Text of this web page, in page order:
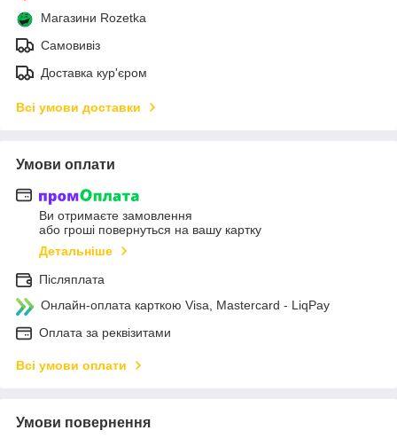
Магазини Rozetka
Самовивіз
Доставка кур'єром
Всі умови доставки
Умови оплати
Ви отримаєте замовлення
або гроші повернуться на вашу картку
Детальніше
Післяплата
Онлайн-оплата карткою Visa, Mastercard - LiqPay
Оплата за реквізитами
Всі умови оплати
Умови повернення